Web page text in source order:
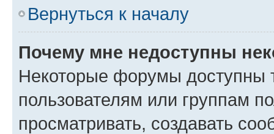
Вернуться к началу
Почему мне недоступны
Некоторые форумы доступны
пользователям или группам
просматривать, создавать